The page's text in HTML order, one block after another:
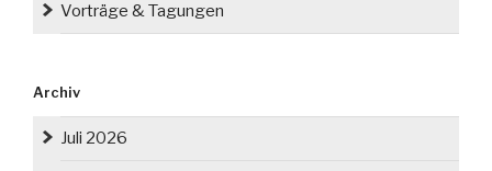
Vorträge & Tagungen
Archiv
Juli 2026